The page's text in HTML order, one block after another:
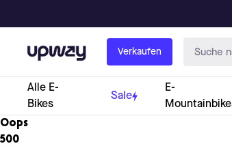
Upway Verkaufen
Alle E-
Bikes
Sale
E-
Oops
500